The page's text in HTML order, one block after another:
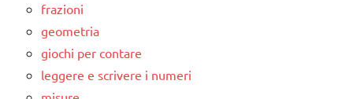
frazioni
geometria
giochi per contare
leggere e scrivere i numeri